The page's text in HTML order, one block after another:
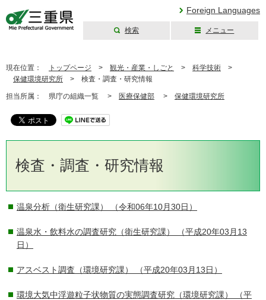
Foreign Languages
検索 メニュー
現在位置： トップページ > 観光・産業・しごと > 科学技術 >
保健環境研究所 > 検査・調査・研究情報
担当所属： 県庁の組織一覧 > 医療保健部 > 保健環境研究所
検査・調査・研究情報
温泉分析（衛生研究課） （令和06年10月30日）
温泉水・飲料水の調査研究（衛生研究課）
（平成20年03月13
日）
アスベスト調査（環境研究課） （平成20年03月13日）
環境大気中浮遊粒子状物質の実態調査研究（環境研究課）
（平